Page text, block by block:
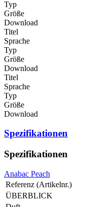
Typ
Größe
Download
Titel
Sprache
Typ
Größe
Download
Titel
Sprache
Typ
Größe
Download
Spezifikationen
Spezifikationen
Anabac Peach
Referenz (Artikelnr.)
ÜBERBLICK